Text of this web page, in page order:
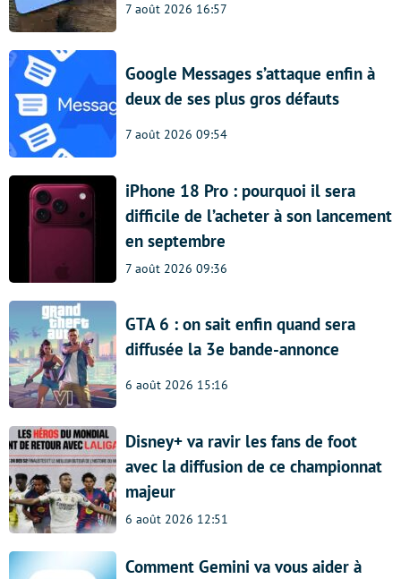
7 août 2026 16:57
Google Messages s’attaque enfin à
deux de ses plus gros défauts
7 août 2026 09:54
iPhone 18 Pro : pourquoi il sera
difficile de l’acheter à son lancement
en septembre
7 août 2026 09:36
GTA 6 : on sait enfin quand sera
diffusée la 3e bande-annonce
6 août 2026 15:16
Disney+ va ravir les fans de foot
avec la diffusion de ce championnat
majeur
6 août 2026 12:51
Comment Gemini va vous aider à